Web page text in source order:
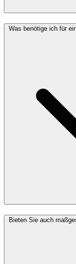
Was benötige ich für
Bieten Sie auch